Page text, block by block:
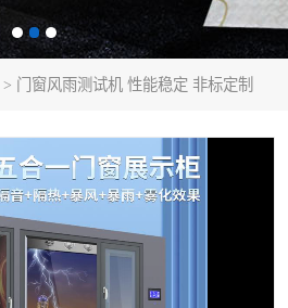
> 门窗风雨测试机 性能稳定 非标定制